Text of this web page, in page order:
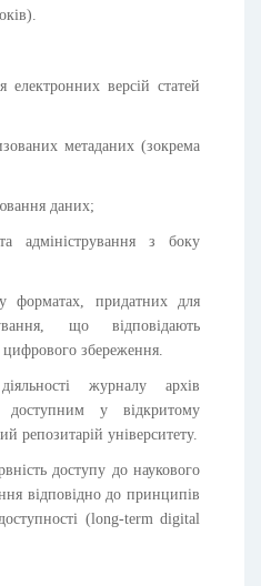
електронних версій статей
метаданих (зокрема
даних;
адміністрування з боку
у форматах, придатних для
що відповідають
збереження.
журналу архів
доступним у відкритому
репозитарій університету.
доступу до наукового
відповідно до принципів
(long-term digital